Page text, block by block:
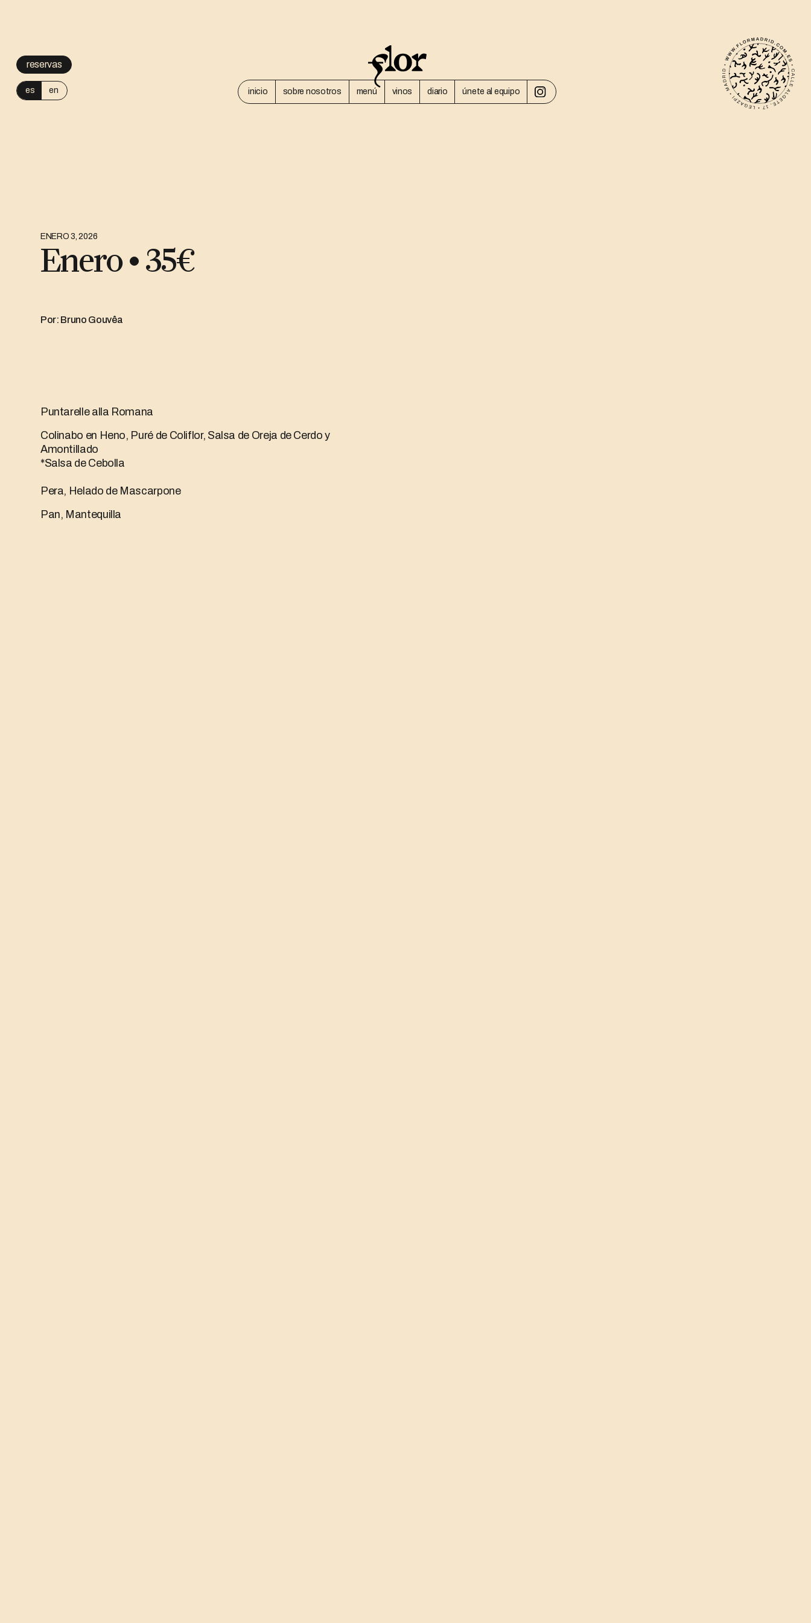
reservas
en
es inicio sobre nosotros menú vinos diario únete al equipo
ENERO 3, 2026
Enero • 35€
Por: Bruno Gouvêa
Puntarelle alla Romana
Colinabo en Heno, Puré de Coliflor, Salsa de Oreja de Cerdo y
Amontillado
*Salsa de Cebolla
Pera, Helado de Mascarpone
Pan, Mantequilla